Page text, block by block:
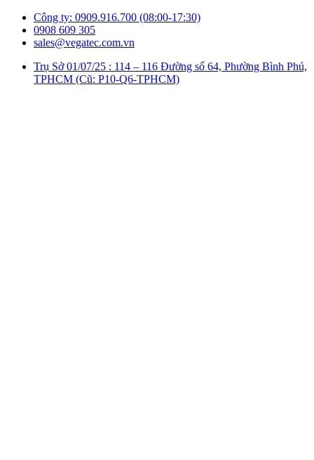
Công ty: 0909.916.700 (08:00-17:30)
0908 609 305
sales@vegatec.com.vn
Trụ Sở 01/07/25 : 114 – 116 Đường số 64, Phường Bình Phú,
TPHCM (Cũ: P10-Q6-TPHCM)